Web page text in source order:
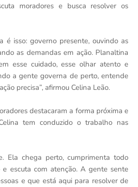
moradores e busca resolver os
é isso: governo presente, ouvindo as
as demandas em ação. Planaltina
esse cuidado, esse olhar atento e
a gente governa de perto, entende
precisa”, afirmou Celina Leão.
destacaram a forma próxima e
tem conduzido o trabalho nas
Ela chega perto, cumprimenta todo
escuta com atenção. A gente sente
e que está aqui para resolver de